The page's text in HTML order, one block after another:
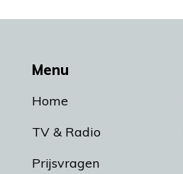
Menu
Home
TV & Radio
Prijsvragen